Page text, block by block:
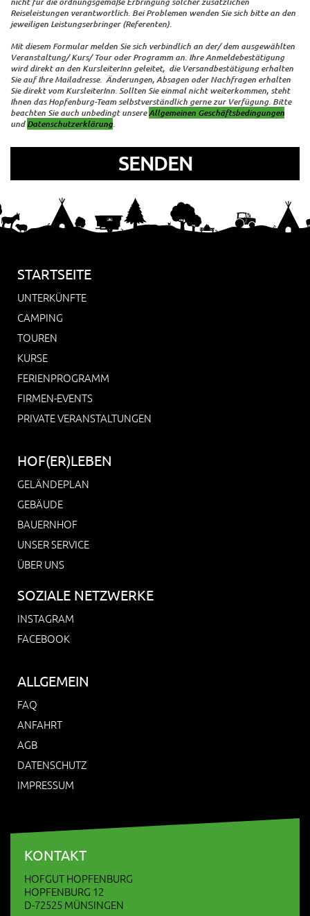
Reiseleistungen verantwortlich. Bei Problemen wenden Sie sich bitte an den
jeweiligen Leistungserbringer (Referenten).
Mit diesem Formular melden Sie sich verbindlich an der/ dem ausgewählten
Veranstaltung/ Kurs/ Tour oder Programm an. Ihre Anmeldebestätigung
wird direkt an den KursleiterInn geleitet, die Versandbestätigung erhalten
Sie auf Ihre Mailadresse. Änderungen, Absagen oder Nachfragen erhalten
Sie direkt vom KursleiterInn. Sollten Sie einmal nicht weiterkommen, steht
Ihnen das Hopfenburg-Team selbstverständlich gerne zur Verfügung. Bitte
beachten Sie auch unbedingt unsereAllgemeinen Geschäftsbedingungen
undDatenschutzerklärung.
STARTSEITE
UNTERKÜNFTE
CAMPING
TOUREN
KURSE
FERIENPROGRAMM
FIRMEN-EVENTS
PRIVATE VERANSTALTUNGEN
HOF(ER)LEBEN
GELÄNDEPLAN
GEBÄUDE
BAUERNHOF
UNSER SERVICE
ÜBER UNS
SOZIALE NETZWERKE
INSTAGRAM
FACEBOOK
ALLGEMEIN
FAQ
ANFAHRT
AGB
DATENSCHUTZ
IMPRESSUM
KONTAKT
HOFGUT HOPFENBURG
HOPFENBURG 12
D-72525 MÜNSINGEN